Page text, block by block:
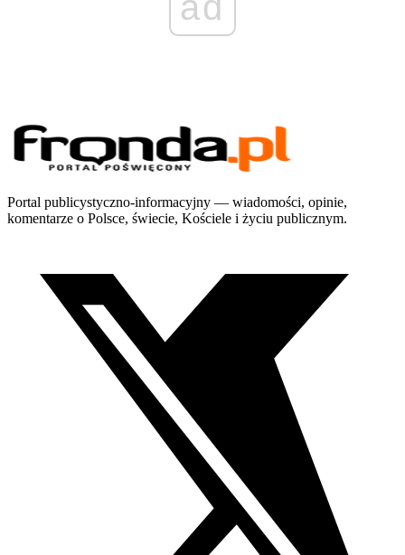
Portal publicystyczno-informacyjny — wiadomości, opinie,
komentarze o Polsce, świecie, Kościele i życiu publicznym.